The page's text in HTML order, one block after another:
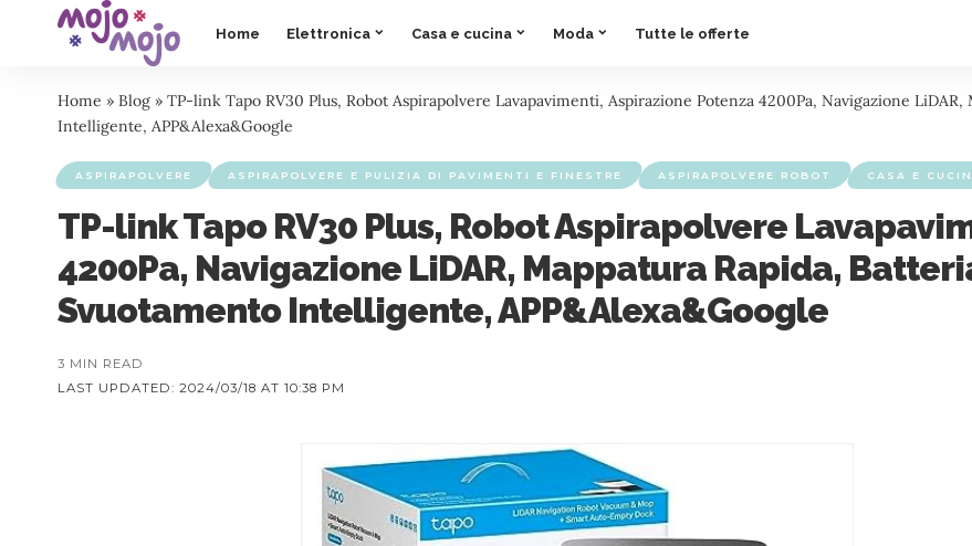
Home Elettronica Casa e cucina Moda Tutte le offerte
Home » Blog » TP-link Tapo RV30 Plus, Robot Aspirapolvere Lavapavimenti, Aspirazione Potenza 4200Pa, Navigazione
Intelligente, APP&Alexa&Google
ASPIRAPOLVERE ASPIRAPOLVERE E PULIZIA DI PAVIMENTI E FINESTRE ASPIRAPOLVERE ROBOT CASA E
TP-link Tapo RV30 Plus, Robot Aspirapolvere
4200Pa, Navigazione LiDAR, Mappatura Rapida,
Svuotamento Intelligente, APP&Alexa&Google
LAST UPDATED: 2024/03/18 AT 10:38 PM
3 MIN READ